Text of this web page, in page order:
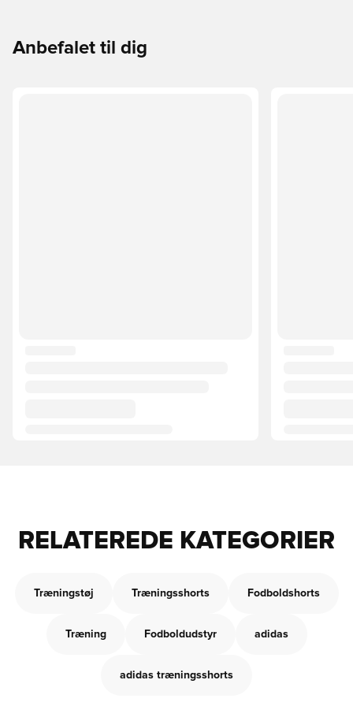
Anbefalet til dig
RELATEREDE KATEGORIER
Træningstøj Træningsshorts Fodboldshorts
Træning Fodboldudstyr adidas
adidas træningsshorts